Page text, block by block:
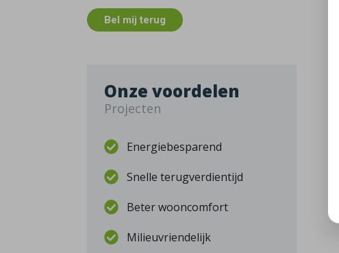
Bel mij terug
Onze voordelen
Projecten
Energiebesparend
Snelle terugverdientijd
Beter wooncomfort
Milieuvriendelijk